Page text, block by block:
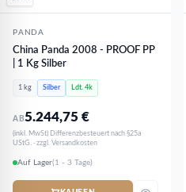
PANDA
China Panda 2008 - PROOF PP
| 1 Kg Silber
1 kg Silber Ldt. 4k
AB5.244,75€
(inkl. MwSt) Differenzbesteuert nach §25a
UStG. · zzgl. Versandkosten
Auf Lager(1 - 3 Tage)